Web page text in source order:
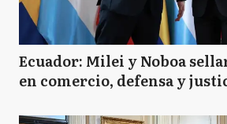
Ecuador: Milei y Noboa
en comercio, defensa y